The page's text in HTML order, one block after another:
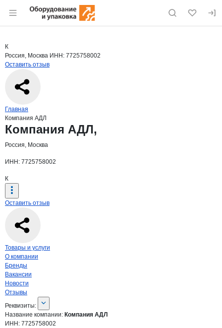
Раздел навигации по сайту eqinfo.ru
Страница компании
Страница компании
Краткая информация о компании
К
Россия, Москва ИНН: 7725758002
Оставить отзыв
Навигация по сайту
Главная
Компания АДЛ
Основная информация о компании
Компания АДЛ,
Россия, Москва
ИНН: 7725758002
К
Оставить отзыв
Навигация по странице
Товары и услуги
О компании
Бренды
Вакансии
Новости
Отзывы
О компании
Реквизиты
Реквизиты:
Название компании: Компания АДЛ
ИНН: 7725758002